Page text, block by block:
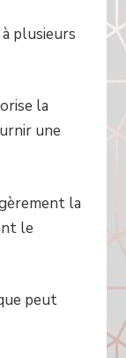
plusieurs
la
une
la
le
peut